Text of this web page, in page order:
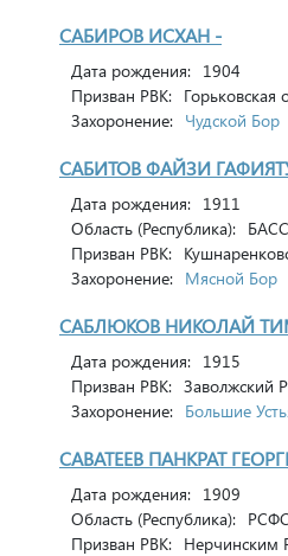
САБИРОВ ИСХАН -
Дата рождения: 1904
Призван РВК: Горьковская
Захоронение: Чудской Бор
САБИТОВ ФАЙЗИ
Дата рождения: 1911
Область (Республика):
Призван РВК:
Захоронение: Мясной Бор
САБЛЮКОВ НИКОЛАЙ
Дата рождения: 1915
Призван РВК: Заволжский
Захоронение: Большие
САВАТЕЕВ ПАНКРАТ
Дата рождения: 1909
Область (Республика):
Призван РВК: Нерчинским